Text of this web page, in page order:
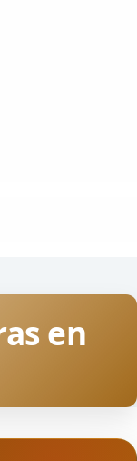
en